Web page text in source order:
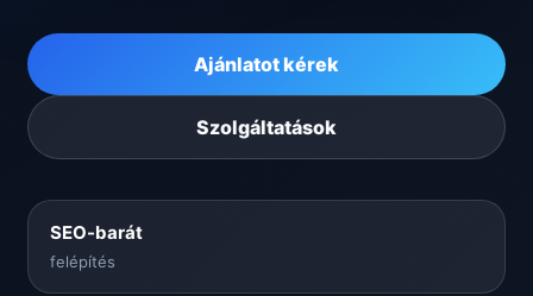
Ajánlatot kérek
Szolgáltatások
SEO-barát
felépítés